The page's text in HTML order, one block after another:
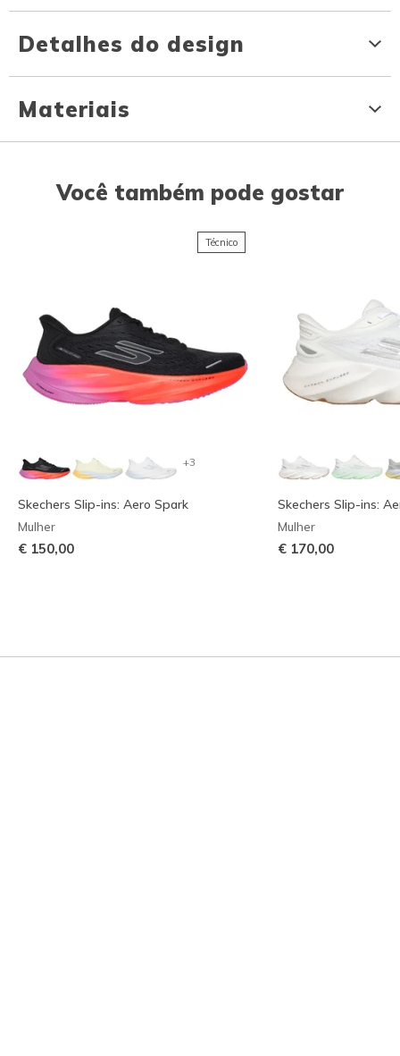
Detalhes do design
Materiais
Você também pode gostar
Técnico
+3
Skechers Slip-ins: Aero Spark
Mulher
€ 150,00
Skechers Slip-ins:
Mulher
€ 170,00